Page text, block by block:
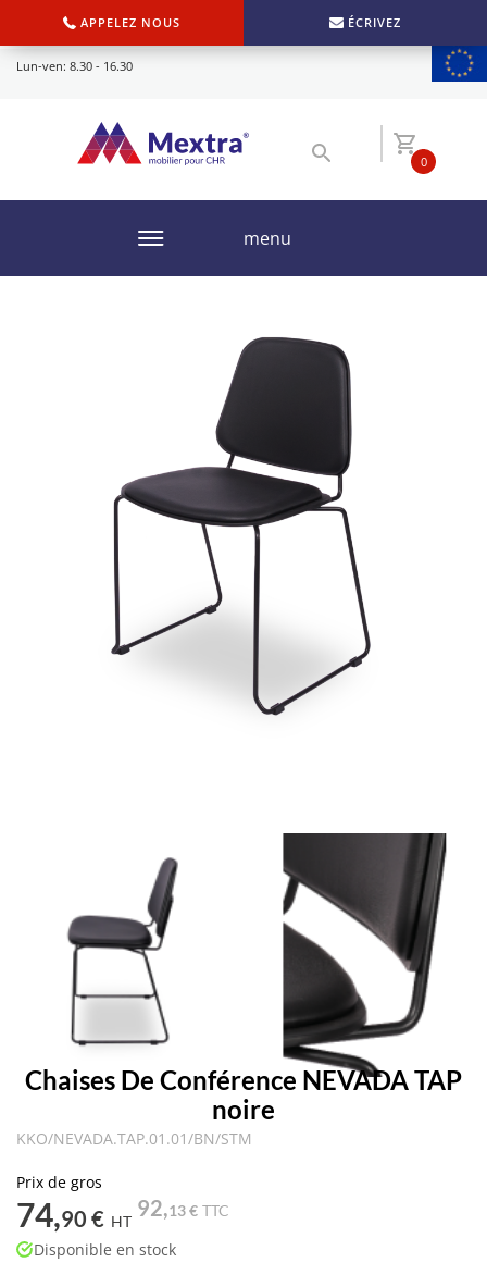
APPELEZ NOUS ÉCRIVEZ
Lun-ven: 8.30 - 16.30
0
menu
Chaises De Conférence NEVADA TAP
noire
KKO/NEVADA.TAP.01.01/BN/STM
Prix de gros
74,90 € HT
92,13 € TTC
Disponible en stock